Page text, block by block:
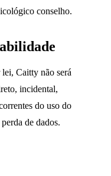
conselho.
Caitty não será
incidental,
do uso do
de dados.